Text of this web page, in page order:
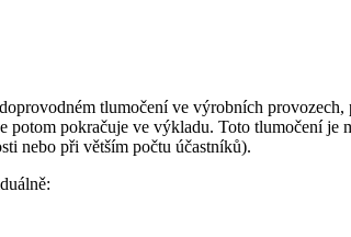
tlumočení ve výrobních
pokračuje ve výkladu. Toto tlumočení
nebo při větším počtu účastníků).